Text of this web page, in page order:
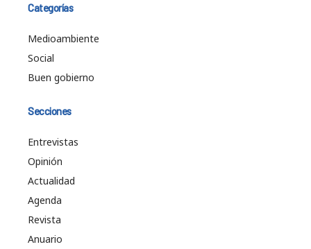
Categorías
Medioambiente
Social
Buen gobierno
Secciones
Entrevistas
Opinión
Actualidad
Agenda
Revista
Anuario